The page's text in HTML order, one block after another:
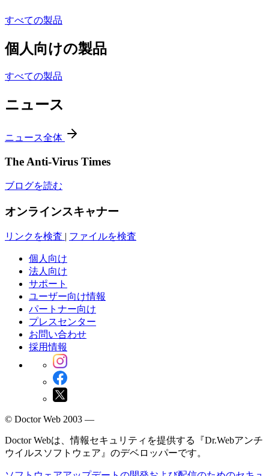
すべての製品
個人向けの製品
すべての製品
ニュース
ニュース全体
The Anti-Virus Times
ブログを読む
オンラインスキャナー
リンクを検査 | ファイルを検査
個人向け
法人向け
サポート
ユーザー向け情報
パートナー向け
プレスセンター
お問い合わせ
採用情報
© Doctor Web 2003 —
Doctor Webは、情報セキュリティを提供する『Dr.Webアンチ
ウイルスソフトウェア』のデベロッパーです。